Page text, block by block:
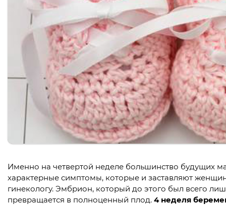
Именно на четвертой неделе большинство будущих
характерные симптомы, которые и заставляют
гинекологу. Эмбрион, который до этого был всего
превращается в полноценный плод. 4 неделя